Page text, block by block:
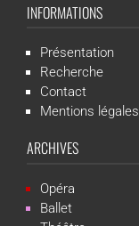
INFORMATIONS
Présentation
Recherche
Contact
Mentions légales
ARCHIVES
Opéra
Ballet